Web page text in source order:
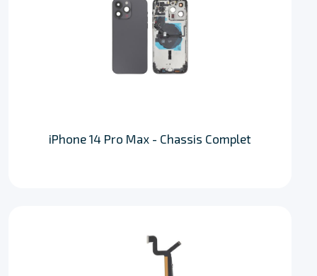
iPhone 14 Pro Max - Chassis Complet